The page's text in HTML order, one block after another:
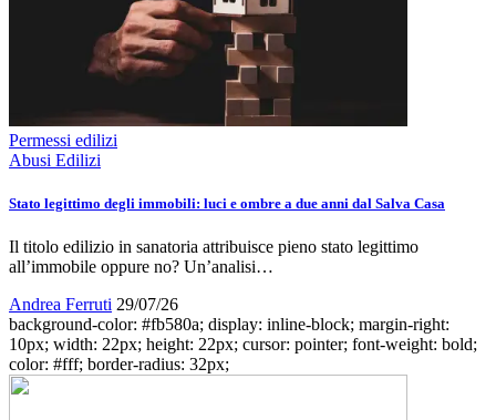
Permessi edilizi
Abusi Edilizi
Stato legittimo degli immobili: luci e ombre a due anni dal Salva Casa
Il titolo edilizio in sanatoria attribuisce pieno stato legittimo
all’immobile oppure no? Un’analisi…
Andrea Ferruti 29/07/26
background-color: #fb580a; display: inline-block; margin-right:
10px; width: 22px; height: 22px; cursor: pointer; font-weight: bold;
color: #fff; border-radius: 32px;